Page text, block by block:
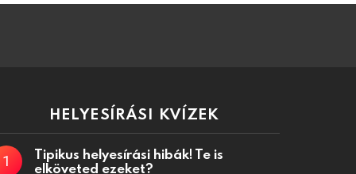
HELYESÍRÁSI KVÍZEK
Tipikus helyesírási hibák! Te is
elköveted ezeket?